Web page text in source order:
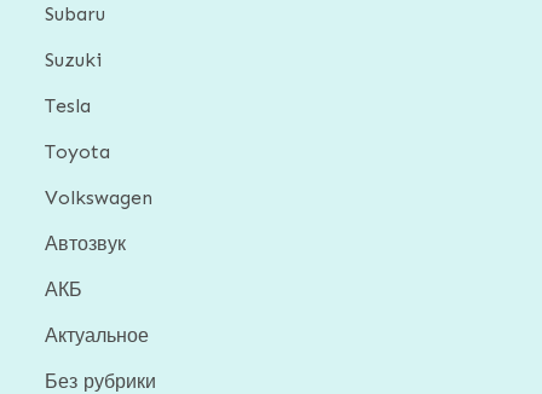
Subaru
Suzuki
Tesla
Toyota
Volkswagen
Автозвук
АКБ
Актуальное
Без рубрики